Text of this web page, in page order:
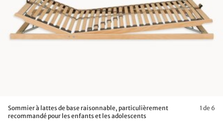
Sommier à lattes de base raisonnable, particulièrement
recommandé pour les enfants et les adolescents
1 de 6